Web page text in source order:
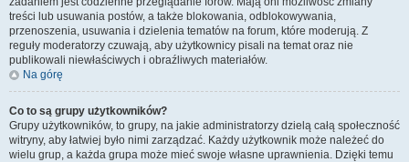
treści lub usuwania postów, a także blokowania, odblokowywania,
przenoszenia, usuwania i dzielenia tematów na forum, które moderują. Z
reguły moderatorzy czuwają, aby użytkownicy pisali na temat oraz nie
publikowali niewłaściwych i obraźliwych materiałów.
Na górę
Co to są grupy użytkowników?
Grupy użytkowników, to grupy, na jakie administratorzy dzielą całą społeczność
witryny, aby łatwiej było nimi zarządzać. Każdy użytkownik może należeć do
wielu grup, a każda grupa może mieć swoje własne uprawnienia. Dzięki temu